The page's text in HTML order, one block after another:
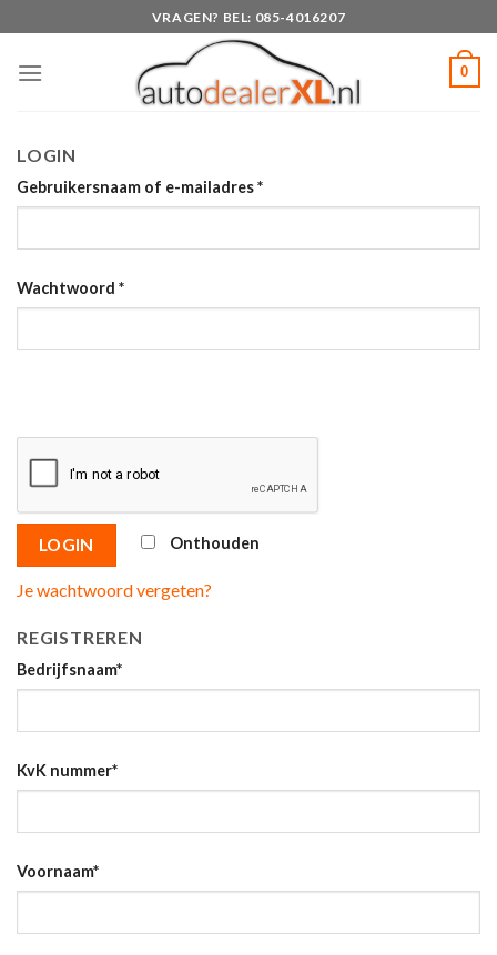
to
content
VRAGEN? BEL: 085-4016207
0
LOGIN
Gebruikersnaam of e-mailadres*
Wachtwoord *
LOGIN Onthouden
Je wachtwoord vergeten?
REGISTREREN
Bedrijfsnaam*
KvK nummer*
Voornaam*